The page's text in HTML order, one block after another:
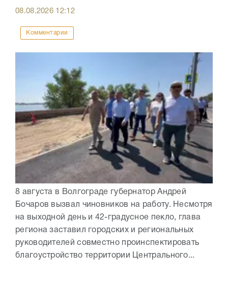
08.08.2026 12:12
Комментарии
8 августа в Волгограде губернатор Андрей
Бочаров вызвал чиновников на работу. Несмотря
на выходной день и 42-градусное пекло, глава
региона заставил городских и региональных
руководителей совместно проинспектировать
благоустройство территории Центрального...